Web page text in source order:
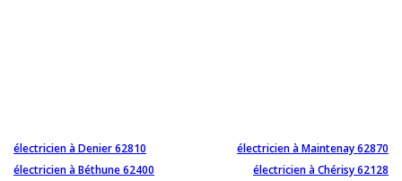
électricien à Denier 62810
électricien à Maintenay 62870
électricien à Béthune 62400
électricien à Chérisy 62128